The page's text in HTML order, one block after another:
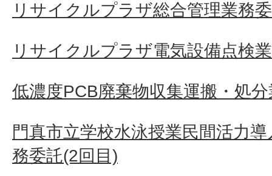
リサイクルプラザ総合管理業務
リサイクルプラザ電気設備点検
低濃度PCB廃棄物収集運搬・処
門真市立学校水泳授業民間活力
務委託(2回目)